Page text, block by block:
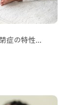
症の特性…